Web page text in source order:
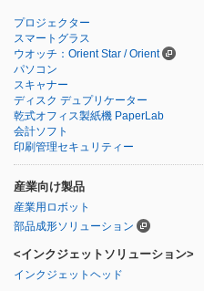
プロジェクター
スマートグラス
ウオッチ：Orient Star / Orient
パソコン
スキャナー
ディスク デュプリケーター
乾式オフィス製紙機 PaperLab
会計ソフト
印刷管理セキュリティー
産業向け製品
産業用ロボット
部品成形ソリューション
<インクジェットソリューション>
インクジェットヘッド